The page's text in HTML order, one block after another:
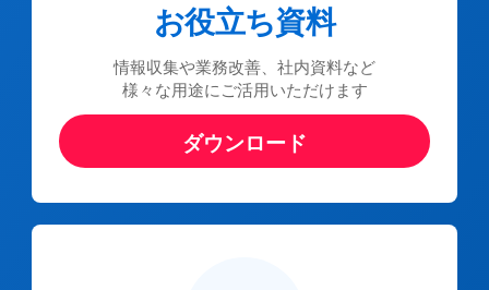
お役立ち資料
情報収集や業務改善、社内資料など
様々な用途にご活用いただけます
ダウンロード